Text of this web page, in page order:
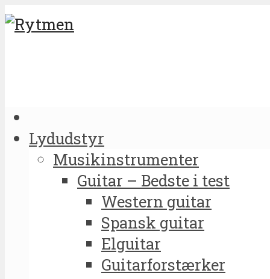
Lydudstyr
Musikinstrumenter
Guitar – Bedste i test
Western guitar
Spansk guitar
Elguitar
Guitarforstærker